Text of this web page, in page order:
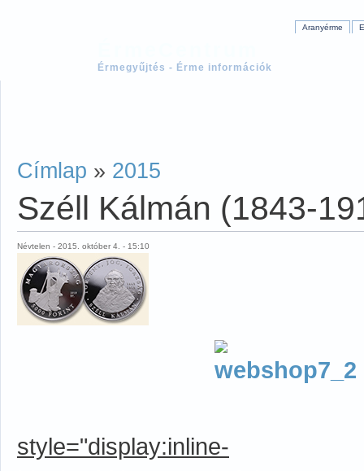
Érmegyűjtés - Érme információk
Aranyérme
Címlap » 2015
Széll Kálmán (1843-
Névtelen - 2015. október 4. - 15:10
style="display:inline-